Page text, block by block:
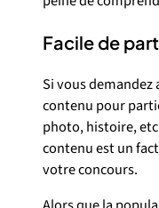
Facile de
Si vous demandez
contenu pour
photo, histoire,
contenu est un
votre concours.